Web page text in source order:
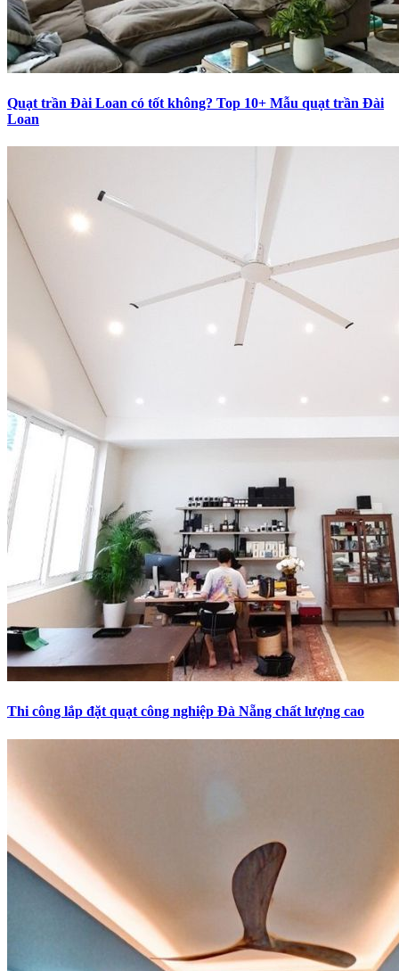
Quạt trần Đài Loan có tốt không? Top 10+ Mẫu quạt trần Đài
Loan
Thi công lắp đặt quạt công nghiệp Đà Nẵng chất lượng cao